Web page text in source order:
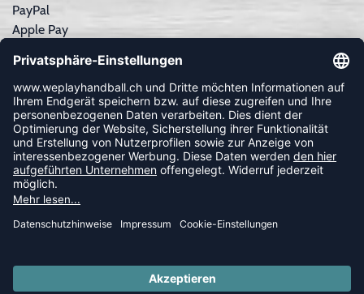
PayPal
Apple Pay
Kreditkarte
Rechnungskauf
NEWSLETTER
FOLLOW US